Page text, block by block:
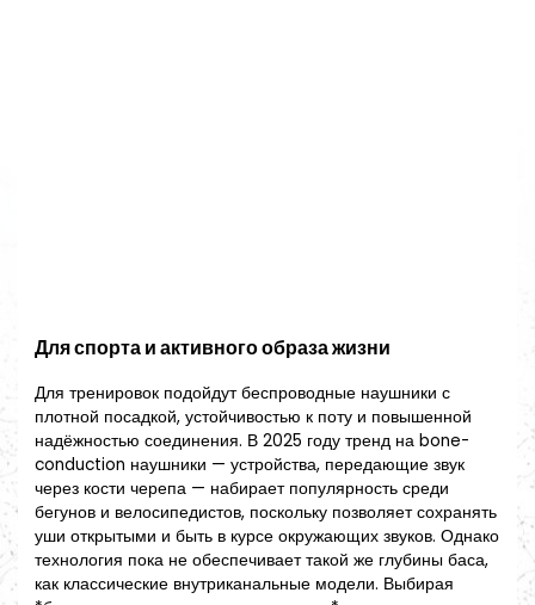
Для спорта и активного образа жизни
Для тренировок подойдут беспроводные наушники с
плотной посадкой, устойчивостью к поту и повышенной
надёжностью соединения. В 2025 году тренд на bone-
conduction наушники — устройства, передающие звук
через кости черепа — набирает популярность среди
бегунов и велосипедистов, поскольку позволяет сохранять
уши открытыми и быть в курсе окружающих звуков. Однако
технология пока не обеспечивает такой же глубины баса,
как классические внутриканальные модели. Выбирая